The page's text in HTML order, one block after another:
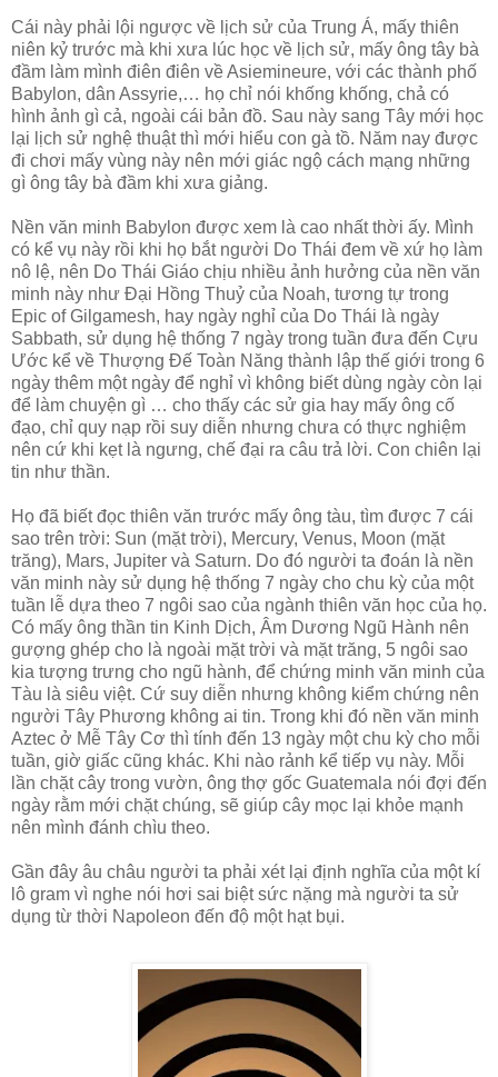
Cái này phải lội ngược về lịch sử của Trung Á, mấy thiên
niên kỷ trước mà khi xưa lúc học về lịch sử, mấy ông tây bà
đầm làm mình điên điên về Asiemineure, với các thành phố
Babylon, dân Assyrie,… họ chỉ nói khống khống, chả có
hình ảnh gì cả, ngoài cái bản đồ. Sau này sang Tây mới học
lại lịch sử nghệ thuật thì mới hiểu con gà tồ. Năm nay được
đi chơi mấy vùng này nên mới giác ngộ cách mạng những
gì ông tây bà đầm khi xưa giảng.
Nền văn minh Babylon được xem là cao nhất thời ấy. Mình
có kể vụ này rồi khi họ bắt người Do Thái đem về xứ họ làm
nô lệ, nên Do Thái Giáo chịu nhiều ảnh hưởng của nền văn
minh này như Đại Hồng Thuỷ của Noah, tương tự trong
Epic of Gilgamesh, hay ngày nghỉ của Do Thái là ngày
Sabbath, sử dụng hệ thống 7 ngày trong tuần đưa đến Cựu
Ước kể về Thượng Đế Toàn Năng thành lập thế giới trong 6
ngày thêm một ngày để nghỉ vì không biết dùng ngày còn lại
để làm chuyện gì … cho thấy các sử gia hay mấy ông cố
đạo, chỉ quy nạp rồi suy diễn nhưng chưa có thực nghiệm
nên cứ khi kẹt là ngưng, chế đại ra câu trả lời. Con chiên lại
tin như thần.
Họ đã biết đọc thiên văn trước mấy ông tàu, tìm được 7 cái
sao trên trời: Sun (mặt trời), Mercury, Venus, Moon (mặt
trăng), Mars, Jupiter và Saturn. Do đó người ta đoán là nền
văn minh này sử dụng hệ thống 7 ngày cho chu kỳ của một
tuần lễ dựa theo 7 ngôi sao của ngành thiên văn học của họ.
Có mấy ông thần tin Kinh Dịch, Âm Dương Ngũ Hành nên
gượng ghép cho là ngoài mặt trời và mặt trăng, 5 ngôi sao
kia tượng trưng cho ngũ hành, để chứng minh văn minh của
Tàu là siêu việt. Cứ suy diễn nhưng không kiểm chứng nên
người Tây Phương không ai tin. Trong khi đó nền văn minh
Aztec ở Mễ Tây Cơ thì tính đến 13 ngày một chu kỳ cho mỗi
tuần, giờ giấc cũng khác. Khi nào rảnh kể tiếp vụ này. Mỗi
lần chặt cây trong vườn, ông thợ gốc Guatemala nói đợi đến
ngày rằm mới chặt chúng, sẽ giúp cây mọc lại khỏe mạnh
nên mình đánh chìu theo.
Gần đây âu châu người ta phải xét lại định nghĩa của một kí
lô gram vì nghe nói hơi sai biệt sức nặng mà người ta sử
dụng từ thời Napoleon đến độ một hạt bụi.